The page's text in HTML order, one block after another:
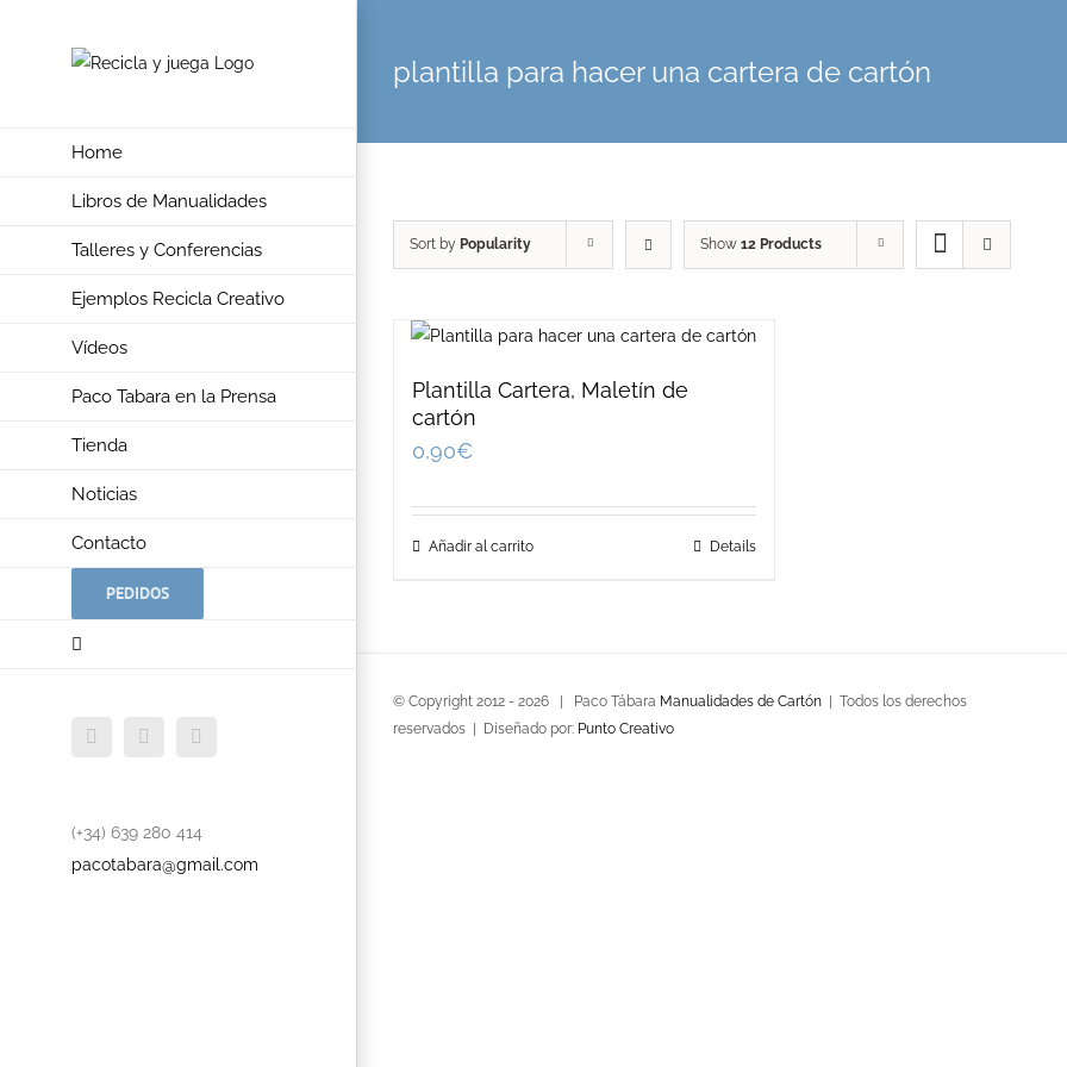
Home
Libros de Manualidades
Talleres y Conferencias
Ejemplos Recicla Creativo
Vídeos
Paco Tabara en la Prensa
Tienda
Noticias
Contacto
PEDIDOS
FacebookTwitter
(+34) 639 280 414
pacotabara@gmail.com
plantilla para hacer una cartera de cartón
Sort by Popularity Show 12 Products
Plantilla Cartera, Maletín de
cartón
0,90€
Añadir al carrito Details
© Copyright 2012 - 2026 | Paco Tábara Manualidades de Cartón | Todos los derechos
reservados | Diseñado por: Punto Creativo